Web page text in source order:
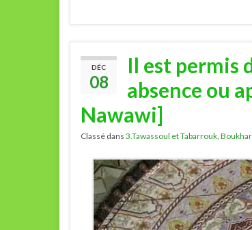
DÉC
08
Il est permis
absence ou
Nawawi]
Classé dans 3.Tawassoul et Tabarrouk,